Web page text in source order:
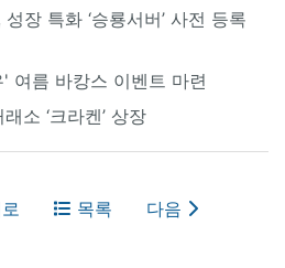
장 특화 ‘승룡서버’ 사전 등록
여름 바캉스 이벤트 마련
소 ‘크라켄’ 상장
목록 다음